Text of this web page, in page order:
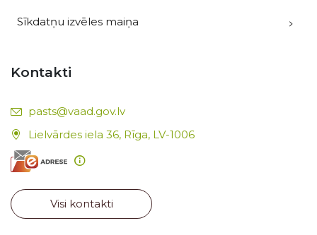
Sīkdatņu izvēles maiņa
Kontakti
E-pasts:
pasts@vaad.gov.lv
Lielvārdes iela 36, Rīga, LV-1006
Visi kontakti